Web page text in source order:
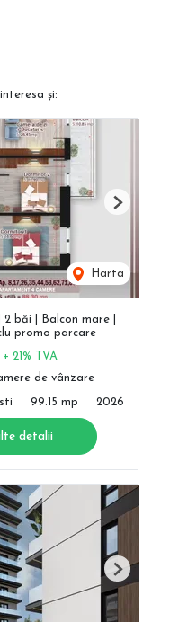
și:
Harta
Next
băi | Balcon mare |
promo parcare
+ 21% TVA
de vânzare
99.15 mp 2026
detalii
Next